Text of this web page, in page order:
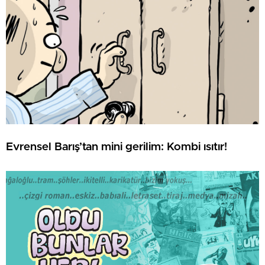
Evrensel Barış’tan mini gerilim: Kombi ısıtır!